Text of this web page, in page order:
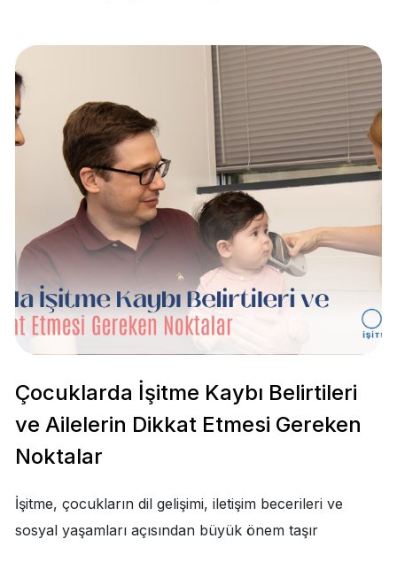
Çocuklarda İşitme Kaybı Belirtileri
ve Ailelerin Dikkat Etmesi Gereken
Noktalar
İşitme, çocukların dil gelişimi, iletişim becerileri ve
sosyal yaşamları açısından büyük önem taşır